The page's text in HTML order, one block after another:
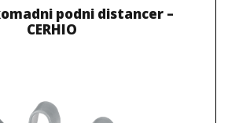
podni distancer –
CERHIO